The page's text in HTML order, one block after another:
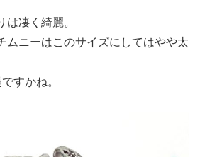
凄く綺麗。
ムニーはこのサイズにしてはやや太
すかね。